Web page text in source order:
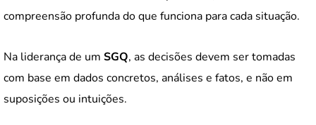
compreensão profunda do que funciona para cada situação.
Na liderança de um SGQ, as decisões devem ser tomadas
com base em dados concretos, análises e fatos, e não em
suposições ou intuições.